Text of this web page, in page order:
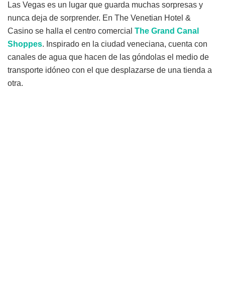
Las Vegas es un lugar que guarda muchas sorpresas y
nunca deja de sorprender. En The Venetian Hotel &
Casino se halla el centro comercial The Grand Canal
Shoppes. Inspirado en la ciudad veneciana, cuenta con
canales de agua que hacen de las góndolas el medio de
transporte idóneo con el que desplazarse de una tienda a
otra.